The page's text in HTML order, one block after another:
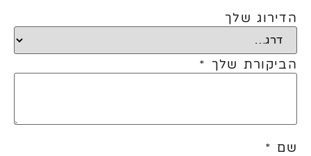
הדירוג שלך
הביקורת שלך *
שם *